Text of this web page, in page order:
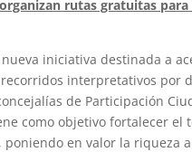
rutas gratuitas
iniciativa destinada a
interpretativos por
de Participación
como objetivo fortalecer
en valor la riqueza